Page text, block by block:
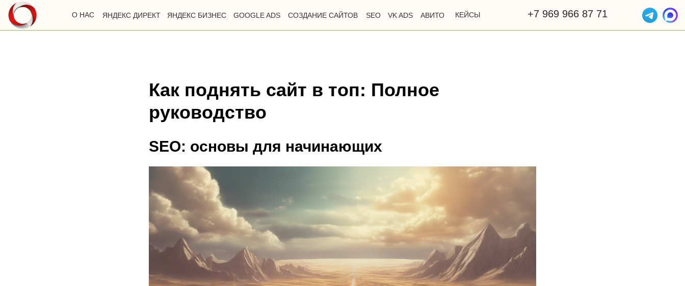
КЕЙСЫ
О НАС ЯНДЕКС ДИРЕКТ +7 969 966 87 71
GOOGLE ADS СОЗДАНИЕ САЙТОВ SEO VK ADS АВИТО
ЯНДЕКС БИЗНЕС
Как поднять сайт в топ: Полное
руководство
SEO: основы для начинающих